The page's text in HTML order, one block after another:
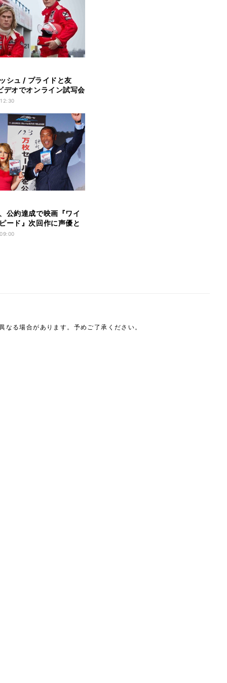
シュ / プライドと友
デオでオンライン試写会
公約達成で映画『ワイ
ード』次回作に声優と
る場合があります。予めご了承ください。